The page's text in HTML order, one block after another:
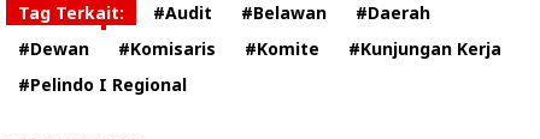
Tag Terkait: #Audit #Belawan
#Daerah
#Dewan
#Komisaris #Komite
#Kunjungan Kerja
#Pelindo I Regional